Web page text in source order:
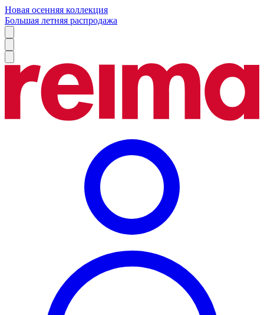
Новая осенняя коллекция
Большая летняя распродажа